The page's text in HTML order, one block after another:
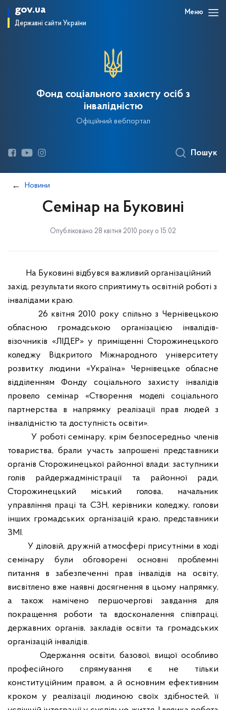
gov.ua
Державні сайти України
Меню
Фонд соціального захисту осіб з
інвалідністю
Офіційний вебпортал
Пошук
Новини
Семінар на Буковині
Опубліковано 28 квітня 2010 року о 15:02
На Буковині відбувся важливий організаційний
захід, результати якого сприятимуть освітній роботі з
інвалідами краю.
26 квітня 2010 року спільно з Чернівецькою
обласною громадською організацією інвалідів-
візочників «ЛІДЕР» у приміщенні Сторожинецького
коледжу Відкритого Міжнародного університету
розвитку людини «Україна» Чернівецьке обласне
відділенням Фонду соціального захисту інвалідів
провело семінар «Створення моделі соціального
партнерства в напрямку реалізації прав людей з
інвалідністю та доступність освіти».
У роботі семінару, крім безпосередньо членів
товариства, брали участь запрошені представники
органів Сторожинецької районної влади: заступники
голів райдержадміністрації та районної ради,
Сторожинецький міський голова, начальник
управління праці та СЗН, керівники коледжу, голови
інших громадських організацій краю, представники
ЗМІ.
У діловій, дружній атмосфері присутніми в ході
семінару були обговорені основні проблемні
питання в забезпеченні прав інвалідів на освіту,
висвітлено вже наявні досягнення в цьому напрямку,
а також намічено першочергові завдання для
покращення роботи та вдосконалення співпраці,
державних органів, закладів освіти та громадських
організацій інвалідів.
Одержання освіти, базової, вищої особливо
професійного спрямування є не тільки
конституційним правом, а й основним ефективним
кроком у реалізації людиною своїх здібностей, її